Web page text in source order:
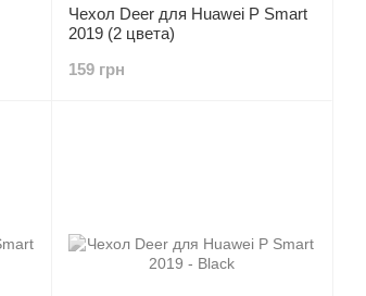
Чехол Deer для Huawei P Smart
2019 (2 цвета)
159 грн